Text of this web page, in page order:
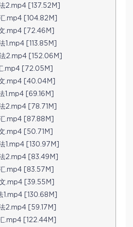
2.mp4 [137.52M]
.mp4 [104.82M]
.mp4 [72.46M]
1.mp4 [113.85M]
2.mp4 [152.06M]
.mp4 [72.05M]
.mp4 [40.04M]
1.mp4 [69.16M]
2.mp4 [78.71M]
.mp4 [87.88M]
.mp4 [50.71M]
1.mp4 [130.97M]
2.mp4 [83.49M]
.mp4 [83.57M]
.mp4 [39.55M]
1.mp4 [130.68M]
2.mp4 [59.17M]
.mp4 [122.44M]